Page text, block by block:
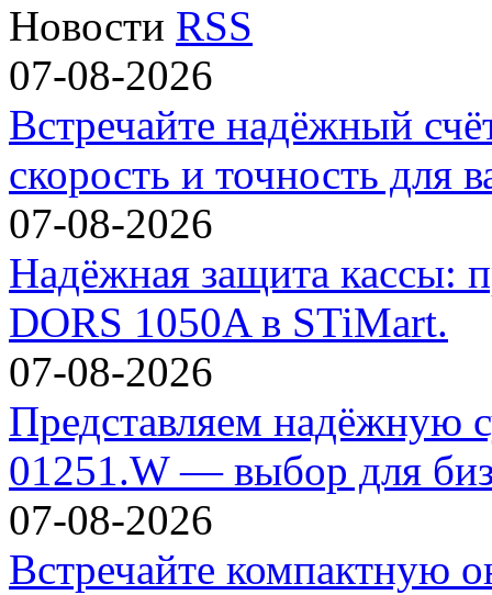
Новости RSS
07-08-2026
Встречайте надёжный
скорость и точность для
07-08-2026
Надёжная защита кассы:
DORS 1050A в STiMart.
07-08-2026
Представляем надёжную
01251.W — выбор для
07-08-2026
Встречайте